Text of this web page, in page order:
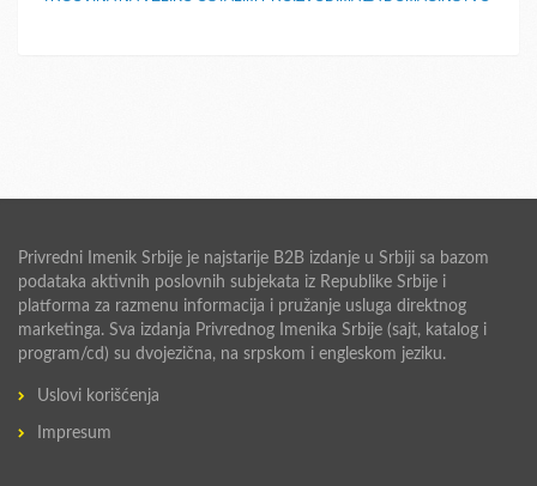
Privredni Imenik Srbije je najstarije B2B izdanje u Srbiji sa bazom
podataka aktivnih poslovnih subjekata iz Republike Srbije i
platforma za razmenu informacija i pružanje usluga direktnog
marketinga. Sva izdanja Privrednog Imenika Srbije (sajt, katalog i
program/cd) su dvojezična, na srpskom i engleskom jeziku.
Uslovi korišćenja
Impresum